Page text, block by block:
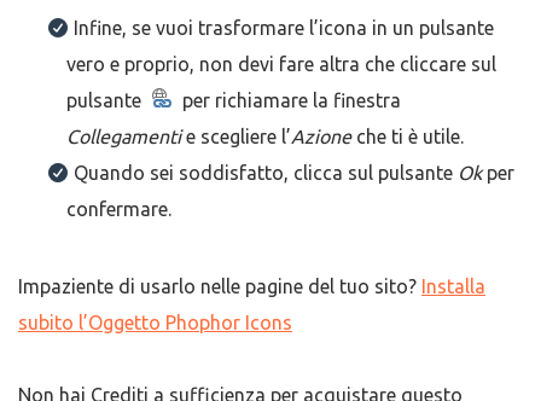
Infine, se vuoi trasformare l’icona in un pulsante
vero e proprio, non devi fare altra che cliccare sul
pulsante
per richiamare la finestra
Collegamentie scegliere l’Azioneche ti è utile.
Quando sei soddisfatto, clicca sul pulsante Okper
confermare.
Impaziente di usarlo nelle pagine del tuo sito? Installa
subito l’Oggetto Phophor Icons
Non hai Crediti a sufficienza per acquistare questo